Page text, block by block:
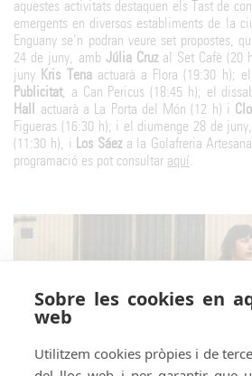
aquestes activitats destaquen els Tast de
emergents en diversos establiments de la
Enguany se’n podran veure set propostes,
24 de juny, amb Júlia Cruzal Set Cafè (20
juny Kris Tenaactuarà a Flora (19:30 h);
Publicitat, a Can Pericus (18:45 h); el
Hall
actuarà a La Porta del Món (12 h) i
Figueras (16:30 h); i el diumenge 28 de juny,
(11:30 h), i Los Sáeza la Golafreria
programació es pot consultar aquí.
Sobre les cookies en
web
Utilitzem cookies pròpies i de